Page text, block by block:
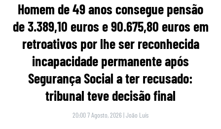
Homem de 49 anos consegue pensão
de 3.389,10 euros e 90.675,80 euros em
retroativos por lhe ser reconhecida
incapacidade permanente após
Segurança Social a ter recusado:
tribunal teve decisão final
20:00 7 Agosto, 2026 |João Luís